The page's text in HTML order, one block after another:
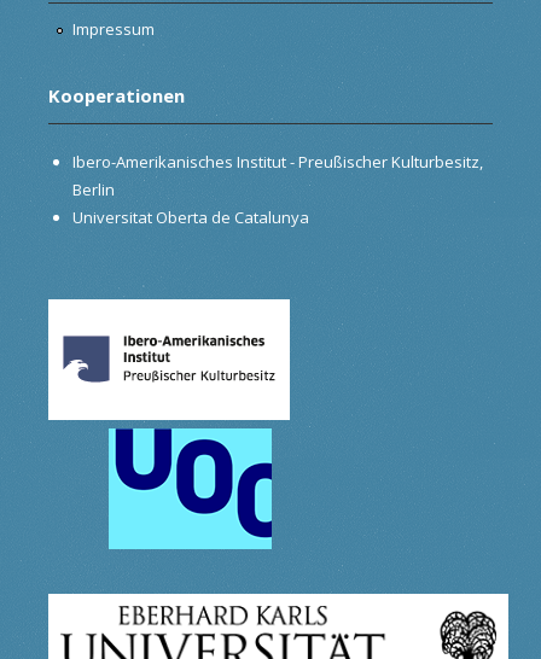
Impressum
Kooperationen
Ibero-Amerikanisches Institut - Preußischer Kulturbesitz,
Berlin
Universitat Oberta de Catalunya